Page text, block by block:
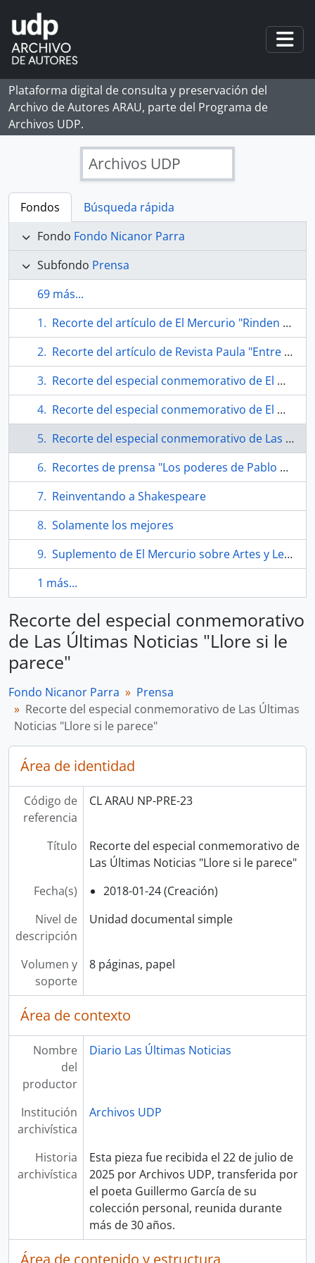
Skip to main content
Plataforma digital de consulta y preservación del
Archivo de Autores ARAU, parte del Programa de
Archivos UDP.
Archivos UDP
Fondos
Búsqueda rápida
Fondo Fondo Nicanor Parra
Subfondo Prensa
69 más...
Recorte del artículo de El Mercurio "Rinden homenaje a Nicanor Parra en universidad norteamericana"
Recorte del artículo de Revista Paula "Entre hombres: Los más admirados"
Recorte del especial conmemorativo de El Mercurio "Adiós al visionario que amplió los límites de la poesía y el lenguaje"
Recorte del especial conmemorativo de El Mercurio "Adiós al visionario que amplió los límites de la poesía y el lenguaje"
Recorte del especial conmemorativo de Las Últimas Noticias "Llore si le parece"
Recortes de prensa "Los poderes de Pablo Neruda"
Reinventando a Shakespeare
Solamente los mejores
Suplemento de El Mercurio sobre Artes y Letras "Nicanor Parra 100."
1 más...
Recorte del especial conmemorativo
de Las Últimas Noticias "Llore si le
parece"
Fondo Nicanor Parra
Prensa
Recorte del especial conmemorativo de Las Últimas
Noticias "Llore si le parece"
Área de identidad
Código de
referencia
CL ARAU NP-PRE-23
Título
Recorte del especial conmemorativo de
Las Últimas Noticias "Llore si le parece"
Fecha(s)
2018-01-24 (Creación)
Nivel de
descripción
Unidad documental simple
Volumen y
soporte
8 páginas, papel
Área de contexto
Nombre
del
productor
Diario Las Últimas Noticias
Institución
archivística
Archivos UDP
Historia
archivística
Esta pieza fue recibida el 22 de julio de
2025 por Archivos UDP, transferida por
el poeta Guillermo García de su
colección personal, reunida durante
más de 30 años.
Área de contenido y estructura